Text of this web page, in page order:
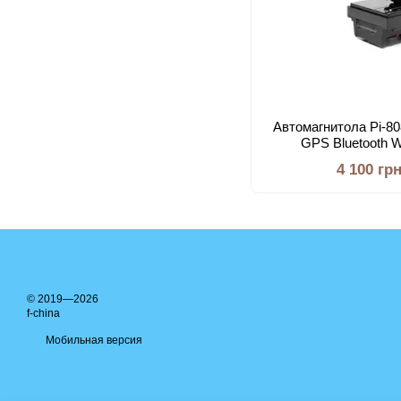
Автомагнитола Рi-
GPS Bluetooth
4 100 грн
© 2019—2026
f-china
Мобильная версия